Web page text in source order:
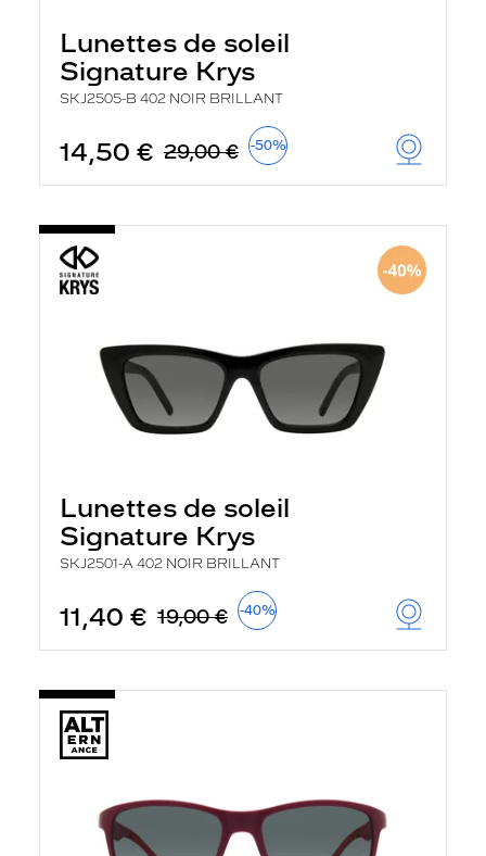
Lunettes de soleil
Signature Krys
SKJ2505-B 402 NOIR BRILLANT
14,50 € 29,00 € -50%
Lunettes de soleil
Signature Krys
SKJ2501-A 402 NOIR BRILLANT
11,40 € 19,00 € -40%